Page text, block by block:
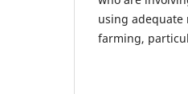
using adequate
farming,